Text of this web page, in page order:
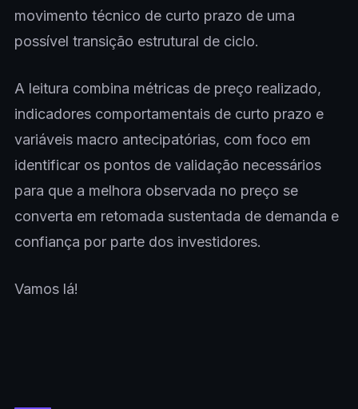
movimento técnico de curto prazo de uma
possível transição estrutural de ciclo.
A leitura combina métricas de preço realizado,
indicadores comportamentais de curto prazo e
variáveis macro antecipatórias, com foco em
identificar os pontos de validação necessários
para que a melhora observada no preço se
converta em retomada sustentada de demanda e
confiança por parte dos investidores.
Vamos lá!